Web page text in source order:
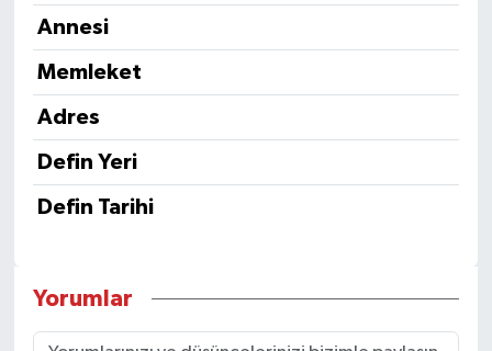
Annesi
Memleket
Adres
Defin Yeri
Defin Tarihi
Yorumlar